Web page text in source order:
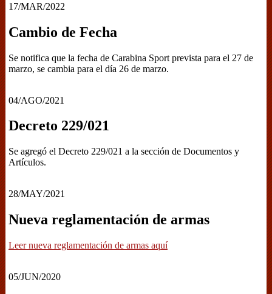
17/MAR/2022
Cambio de Fecha
Se notifica que la fecha de Carabina Sport prevista para el 27 de
marzo, se cambia para el día 26 de marzo.
04/AGO/2021
Decreto 229/021
Se agregó el Decreto 229/021 a la sección de Documentos y
Artículos.
28/MAY/2021
Nueva reglamentación de armas
Leer nueva reglamentación de armas aquí
05/JUN/2020